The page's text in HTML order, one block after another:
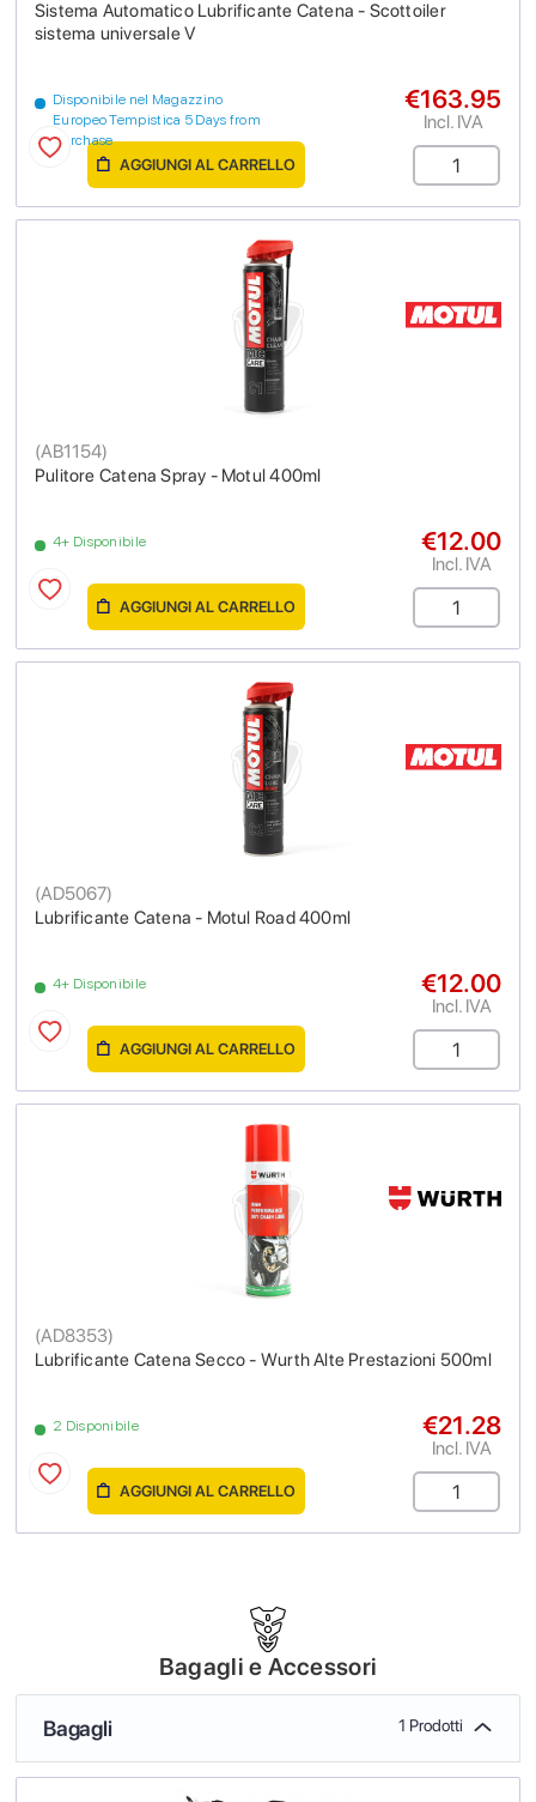
Sistema Automatico Lubrificante Catena - Scottoiler
sistema universale V
Disponibile nel Magazzino
Europeo Tempistica 5 Days from
purchase
€163.95
Incl. IVA
AGGIUNGI AL CARRELLO
Pulitore Catena Spray - Motul 400ml
(AB1154)
4+ Disponibile €12.00
Incl. IVA
AGGIUNGI AL CARRELLO
Lubrificante Catena - Motul Road 400ml
(AD5067)
4+ Disponibile €12.00
Incl. IVA
AGGIUNGI AL CARRELLO
Lubrificante Catena Secco - Wurth Alte Prestazioni 500ml
(AD8353)
2 Disponibile €21.28
Incl. IVA
AGGIUNGI AL CARRELLO
Bagagli e Accessori
Bagagli 1 Prodotti